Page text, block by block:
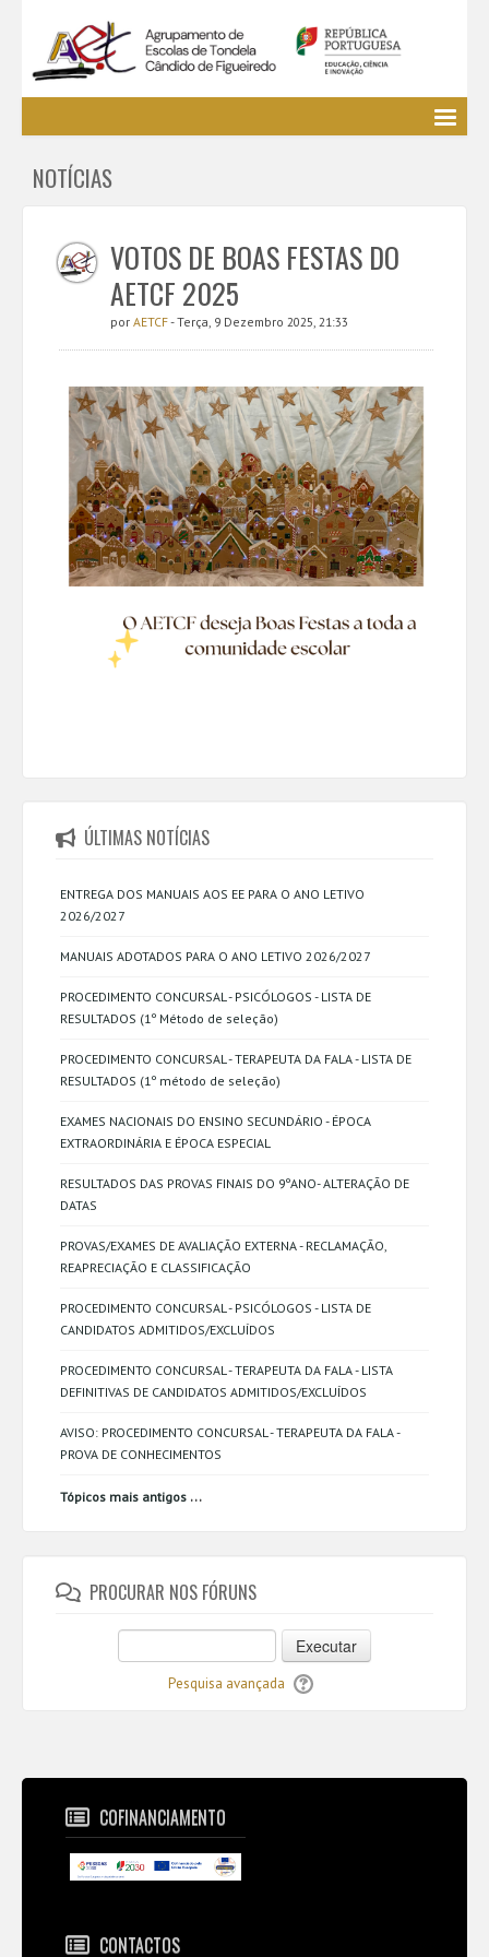
EE / Alunos
Cursos Profissionais
Bibliotecas
Media AETCF
Legislação
NOTÍCIAS
VOTOS DE BOAS FESTAS DO
AETCF 2025
por AETCF- Terça, 9 Dezembro 2025, 21:33
ÚLTIMAS NOTÍCIAS
ENTREGA DOS MANUAIS AOS EE PARA O ANO LETIVO
2026/2027
MANUAIS ADOTADOS PARA O ANO LETIVO 2026/2027
PROCEDIMENTO CONCURSAL - PSICÓLOGOS - LISTA DE
RESULTADOS (1º Método de seleção)
PROCEDIMENTO CONCURSAL - TERAPEUTA DA FALA - LISTA DE
RESULTADOS (1º método de seleção)
EXAMES NACIONAIS DO ENSINO SECUNDÁRIO - ÉPOCA
EXTRAORDINÁRIA E ÉPOCA ESPECIAL
RESULTADOS DAS PROVAS FINAIS DO 9ºANO- ALTERAÇÃO DE
DATAS
PROVAS/EXAMES DE AVALIAÇÃO EXTERNA - RECLAMAÇÃO,
REAPRECIAÇÃO E CLASSIFICAÇÃO
PROCEDIMENTO CONCURSAL - PSICÓLOGOS - LISTA DE
CANDIDATOS ADMITIDOS/EXCLUÍDOS
PROCEDIMENTO CONCURSAL - TERAPEUTA DA FALA - LISTA
DEFINITIVAS DE CANDIDATOS ADMITIDOS/EXCLUÍDOS
AVISO: PROCEDIMENTO CONCURSAL - TERAPEUTA DA FALA -
PROVA DE CONHECIMENTOS
Tópicos mais antigos ...
PROCURAR NOS FÓRUNS
Executar
Pesquisa avançada
COFINANCIAMENTO
CONTACTOS